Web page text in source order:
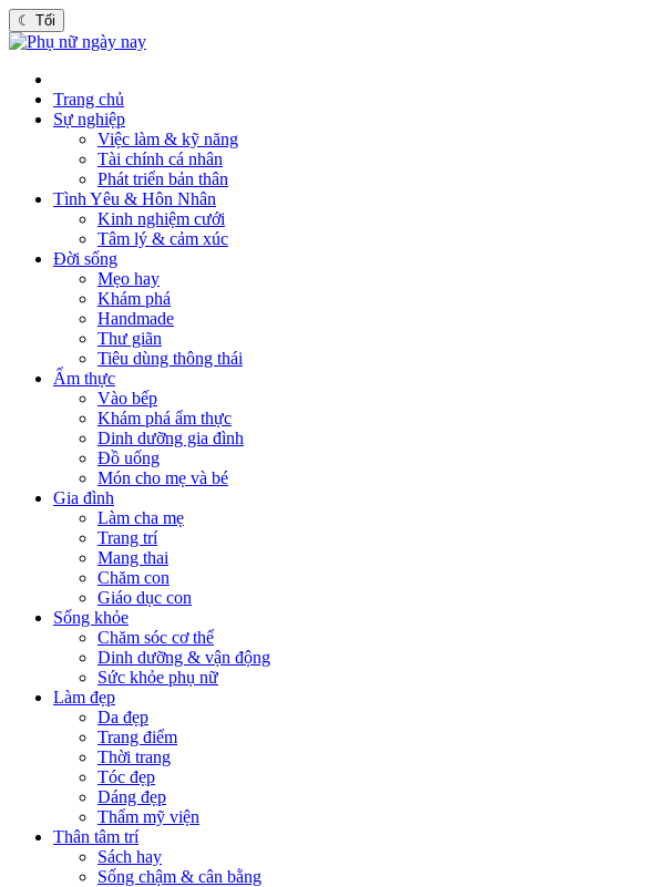
☾ Tối
Trang chủ
Sự nghiệp
Việc làm & kỹ năng
Tài chính cá nhân
Phát triển bản thân
Tình Yêu & Hôn Nhân
Kinh nghiệm cưới
Tâm lý & cảm xúc
Đời sống
Mẹo hay
Khám phá
Handmade
Thư giãn
Tiêu dùng thông thái
Ẩm thực
Vào bếp
Khám phá ẩm thực
Dinh dưỡng gia đình
Đồ uống
Món cho mẹ và bé
Gia đình
Làm cha mẹ
Trang trí
Mang thai
Chăm con
Giáo dục con
Sống khỏe
Chăm sóc cơ thể
Dinh dưỡng & vận động
Sức khỏe phụ nữ
Làm đẹp
Da đẹp
Trang điểm
Thời trang
Tóc đẹp
Dáng đẹp
Thẩm mỹ viện
Thân tâm trí
Sách hay
Sống chậm & cân bằng